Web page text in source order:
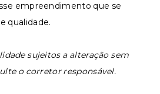
empreendimento que se
qualidade.
sujeitos a alteração sem
o corretor responsável.